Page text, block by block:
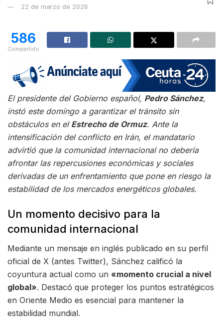
22 de marzo de 2026
586
Compartido
El presidente del Gobierno español, Pedro Sánchez,
instó este domingo a garantizar el tránsito sin
obstáculos en el Estrecho de Ormuz. Ante la
intensificación del conflicto en Irán, el mandatario
advirtió que la comunidad internacional no debería
afrontar las repercusiones económicas y sociales
derivadas de un enfrentamiento que pone en riesgo la
estabilidad de los mercados energéticos globales.
Un momento decisivo para la
comunidad internacional
Mediante un mensaje en inglés publicado en su perfil
oficial de X (antes Twitter), Sánchez calificó la
coyuntura actual como un «momento crucial a nivel
global». Destacó que proteger los puntos estratégicos
en Oriente Medio es esencial para mantener la
estabilidad mundial.